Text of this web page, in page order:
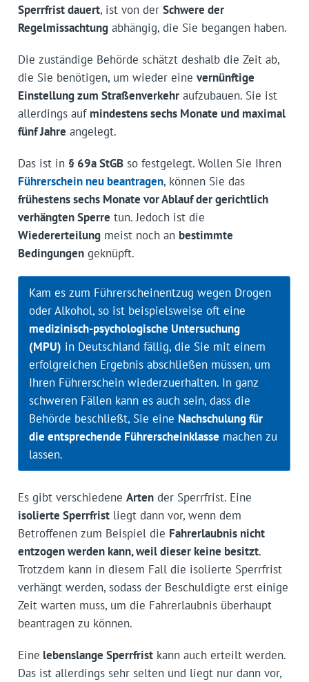
Sperrfrist dauert, ist von der Schwere der
Regelmissachtungabhängig, die Sie begangen haben.
Die zuständige Behörde schätzt deshalb die Zeit ab,
die Sie benötigen, um wieder eine vernünftige
Einstellung zum Straßenverkehraufzubauen. Sie ist
allerdings auf mindestens sechs Monate und maximal
fünf Jahre angelegt.
Das ist in § 69a StGBso festgelegt. Wollen Sie Ihren
Führerschein neu beantragen, können Sie das
frühestens sechs Monate vor Ablauf der gerichtlich
verhängten Sperre tun. Jedoch ist die
Wiedererteilungmeist noch an bestimmte
Bedingungengeknüpft.
Kam es zum Führerscheinentzug wegen Drogen
oder Alkohol, so ist beispielsweise oft eine
medizinisch-psychologische Untersuchung
(MPU) in Deutschland fällig, die Sie mit einem
erfolgreichen Ergebnis abschließen müssen, um
Ihren Führerschein wiederzuerhalten. In ganz
schweren Fällen kann es auch sein, dass die
Behörde beschließt, Sie eine Nachschulung für
die entsprechende Führerscheinklasse machen zu
lassen.
Es gibt verschiedene Artender Sperrfrist. Eine
isolierte Sperrfristliegt dann vor, wenn dem
Betroffenen zum Beispiel die Fahrerlaubnis nicht
entzogen werden kann, weil dieser keine besitzt.
Trotzdem kann in diesem Fall die isolierte Sperrfrist
verhängt werden, sodass der Beschuldigte erst einige
Zeit warten muss, um die Fahrerlaubnis überhaupt
beantragen zu können.
Eine lebenslange Sperrfristkann auch erteilt werden.
Das ist allerdings sehr selten und liegt nur dann vor,